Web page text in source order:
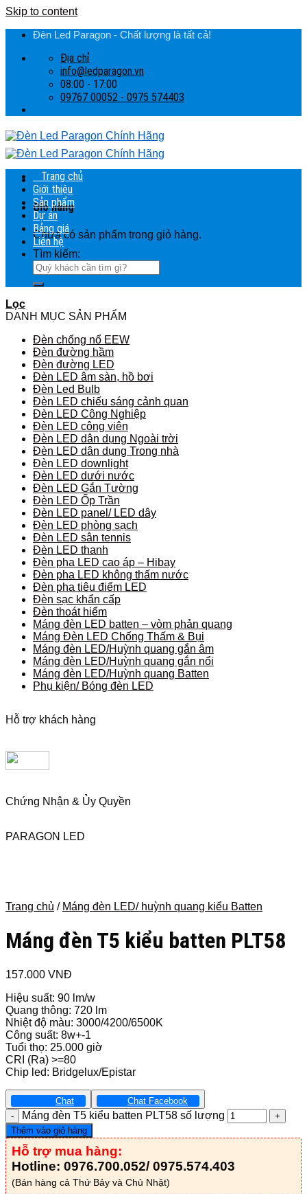
Skip to content
Đèn Led Paragon - Chất lượng là tất cả!
Địa chỉ
info@ledparagon.vn
08:00 - 17:00
09767 00052 - 0975 574403
Giỏ hàng
Chưa có sản phẩm trong giỏ hàng.
Trang chủ
Giới thiệu
Sản phẩm
Dự án
Bảng giá
Liên hệ
Tìm kiếm:
Lọc
DANH MỤC SẢN PHẨM
Đèn chống nổ EEW
Đèn đường hầm
Đèn đường LED
Đèn LED âm sàn, hồ bơi
Đèn Led Bulb
Đèn LED chiếu sáng cảnh quan
Đèn LED Công Nghiệp
Đèn LED công viên
Đèn LED dân dụng Ngoài trời
Đèn LED dân dụng Trong nhà
Đèn LED downlight
Đèn LED dưới nước
Đèn LED Gắn Tường
Đèn LED Ốp Trần
Đèn LED panel/ LED dây
Đèn LED phòng sạch
Đèn LED sân tennis
Đèn LED thanh
Đèn pha LED cao áp – Hibay
Đèn pha LED không thấm nước
Đèn pha tiêu điểm LED
Đèn sạc khẩn cấp
Đèn thoát hiểm
Máng đèn LED batten – vòm phản quang
Máng Đèn LED Chống Thấm & Bụi
Máng đèn LED/Huỳnh quang gắn âm
Máng đèn LED/Huỳnh quang gắn nổi
Máng đèn LED/Huỳnh quang Batten
Phụ kiện/ Bóng đèn LED
Hỗ trợ khách hàng
Chứng Nhận & Ủy Quyền
PARAGON LED
Trang chủ / Máng đèn LED/ huỳnh quang kiểu Batten
Máng đèn T5 kiểu batten PLT58
157.000 VNĐ
Hiệu suất: 90 lm/w
Quang thông: 720 lm
Nhiệt độ màu: 3000/4200/6500K
Công suất: 8w+-1
Tuổi thọ: 25.000 giờ
CRI (Ra) >=80
Chip led: Bridgelux/Epistar
Chat Chat Facebook
Máng đèn T5 kiểu batten PLT58 số lượng
Thêm vào giỏ hàng
Hỗ trợ mua hàng:
Hotline: 0976.700.052/ 0975.574.403
(Bán hàng cả Thứ Bảy và Chủ Nhật)